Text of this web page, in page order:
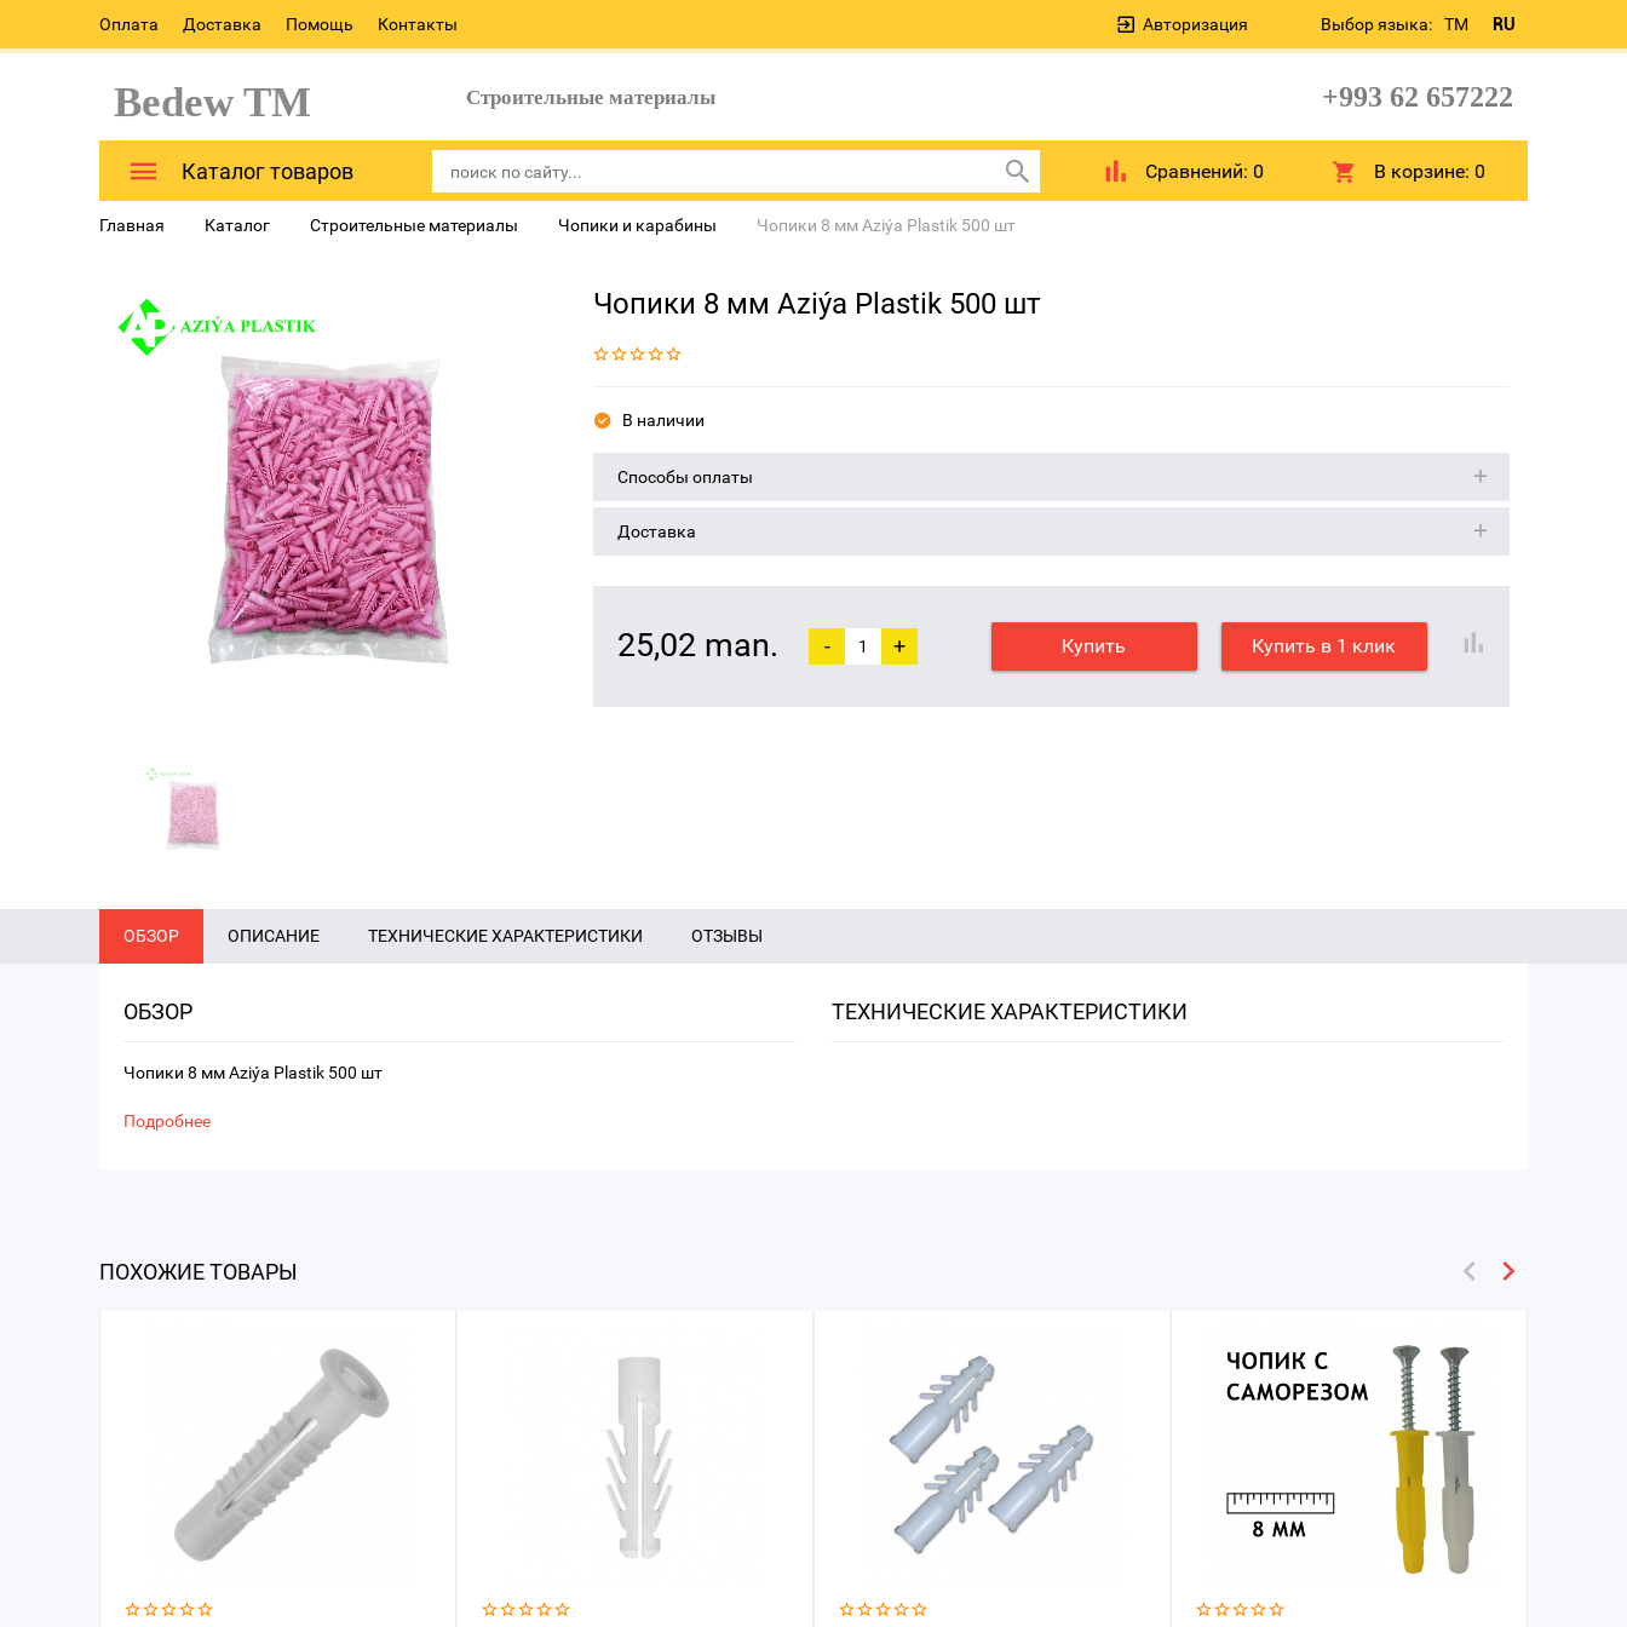
Оплата Доставка Помощь Контакты Выбор языка: TM RU
Авторизация
Bedew TM Строительные материалы +993 62 657222
Каталог товаров Сравнений: 0 В корзине:0
Главная Каталог Строительные материалы Чопики и карабины Чопики 8 мм Aziýa Plastik 500 шт
Чопики 8 мм Aziýa Plastik 500 шт
В наличии
Способы оплаты
Доставка
25,02 man. - + Купить Купить в 1 клик
ОБЗОР ОПИСАНИЕ ТЕХНИЧЕСКИЕ ХАРАКТЕРИСТИКИ ОТЗЫВЫ
ОБЗОР
Чопики 8 мм Aziýa Plastik 500 шт
Подробнее
ТЕХНИЧЕСКИЕ ХАРАКТЕРИСТИКИ
ПОХОЖИЕ ТОВАРЫ